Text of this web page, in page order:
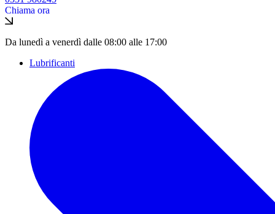
Chiama ora
Da lunedì a venerdì dalle 08:00 alle 17:00
Lubrificanti